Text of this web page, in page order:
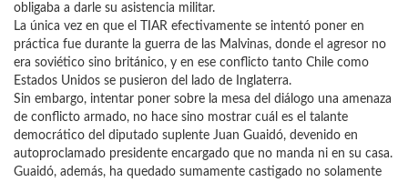
obligaba a darle su asistencia militar.
La única vez en que el TIAR efectivamente se intentó poner en
práctica fue durante la guerra de las Malvinas, donde el agresor no
era soviético sino británico, y en ese conflicto tanto Chile como
Estados Unidos se pusieron del lado de Inglaterra.
Sin embargo, intentar poner sobre la mesa del diálogo una amenaza
de conflicto armado, no hace sino mostrar cuál es el talante
democrático del diputado suplente Juan Guaidó, devenido en
autoproclamado presidente encargado que no manda ni en su casa.
Guaidó, además, ha quedado sumamente castigado no solamente